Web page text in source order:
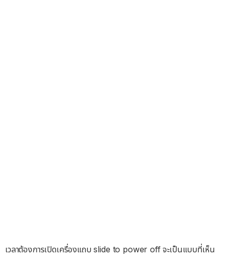
เวลาต้องการเปิดเครื่องแถบ slide to power off จะเป็นแบบที่เห็น